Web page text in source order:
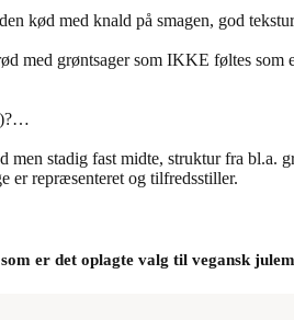
kød med knald på smagen, god
med grøntsager som IKKE føltes
men stadig fast midte, struktur fra
er repræsenteret og tilfredsstiller.
er det oplagte valg til vegansk